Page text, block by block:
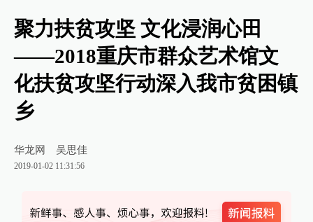
聚力扶贫攻坚 文化浸润心田
——2018重庆市群众艺术馆文
化扶贫攻坚行动深入我市贫困镇
乡
华龙网 吴思佳
2019-01-02 11:31:56